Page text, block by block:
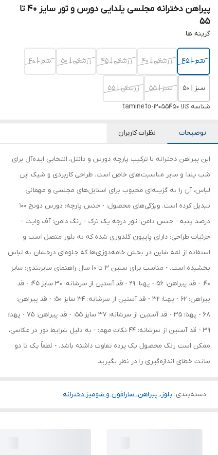
پیراهن دخترانه مجلسی یلدایی دورس و تور سایز 40 تا
55
گزینه ها
سبز | 45 زرشکی | 40 زرشکی | 45 زرشکی | 50 سبز | 40
سبز | 50 سبز | 55
زرشکی | 55
شناسه کالا tamineto-12055450
توضیحات نظرات کاربران
این پیراهن دخترانه با ترکیب پارچه دورس و دانتل، انتخابی ایده‌آل برای
شب یلدا و سایر مناسبت‌های خاص است. طراحی کاربردی و شیک این
لباس، آن را به گزینه‌ای محبوب برای استایل‌های مجلسی و مهمانی
تبدیل کرده است. ویژگی‌های محصول: - جنس پارچه: دورس دونخ 100
درصد پنبه - جنس دامن: تور درجه یک ترک - رنگ دامن: آف وایت -
جزئیات طراحی: دارای پاپیون گلدوزی شده که به بلوز متصل است و
استفاده از لمه شاین در بخش خامه‌دوزی‌ها که جلوه‌ای درخشان به لباس
بخشیده است. - مناسب برای سنین 3 تا 10 سال راهنمای سایزبندی: سایز
40: - قد پیراهن: 56 - پهنا: 29 - قد آستین از سرشانه: 30 سایز 45: - قد
پیراهن: 62 - پهنا: 32 - قد آستین از سرشانه: 34 سایز 50: - قد پیراهن:
68 - پهنا: 35 - قد آستین از سرشانه: 37 سایز 55: - قد پیراهن: 75 - پهنا:
39 - قد آستین از سرشانه: 44 نکات مهم: - به دلیل شرایط نور در عکاسی،
ممکن است رنگ محصول یک پرده تفاوت داشته باشد. - لطفاً یک تا دو
سانت خطای اندازه‌گیری را در نظر بگیرید.
دسته‌بندی: بلوز، پیراهن، سارافون و شومیز دخترانه